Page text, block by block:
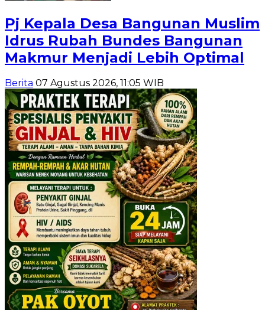
Pj Kepala Desa Bangunan Muslim
Idrus Rubah Bundes Bangunan
Makmur Menjadi Lebih Optimal
Berita 07 Agustus 2026, 11:05 WIB